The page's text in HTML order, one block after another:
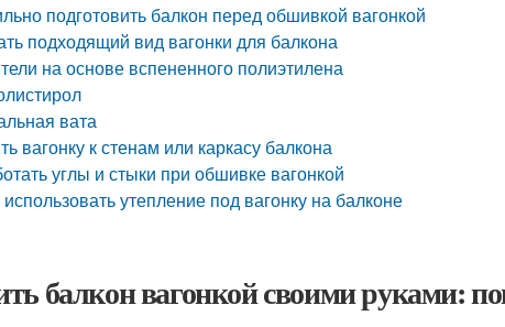
подготовить балкон перед обшивкой вагонкой
подходящий вид вагонки для балкона
на основе вспененного полиэтилена
вата
вагонку к стенам или каркасу балкона
углы и стыки при обшивке вагонкой
утепление под вагонку на балконе
балкон вагонкой своими руками: